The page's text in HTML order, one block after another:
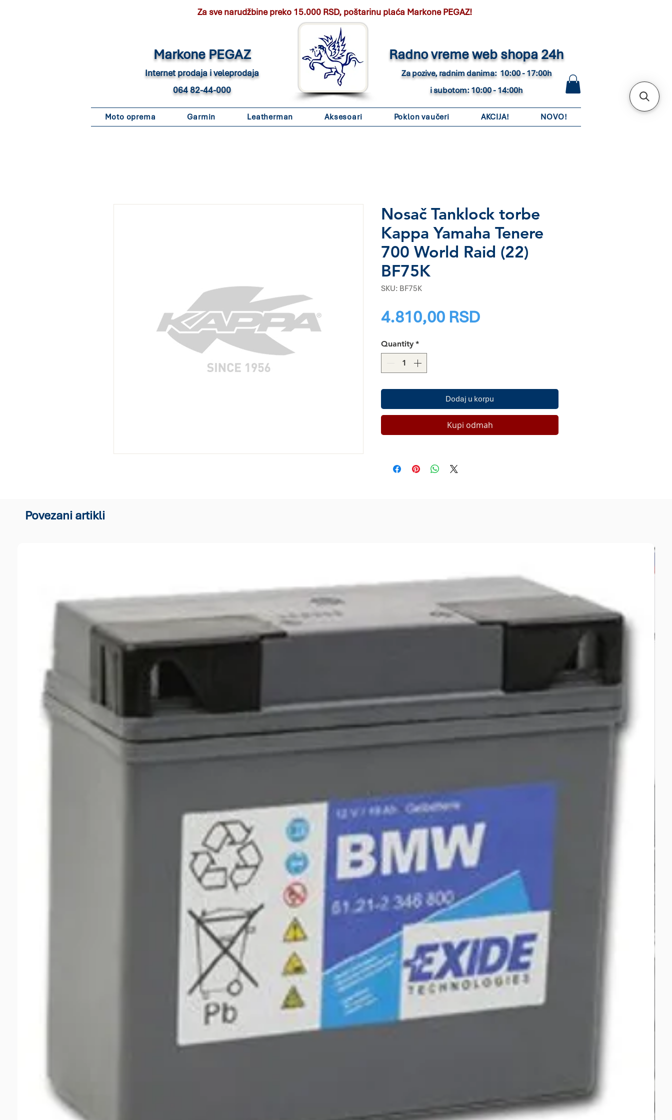
Za sve narudžbine preko 15.000 RSD, poštarinu plaća Markone PEGAZ!
Markone PEGAZ
Internet prodaja i veleprodaja
064 82-44-000
Radno vreme web shopa 24h
Za pozive, radnim danima: 10:00 - 17:00h
i subotom: 10:00 - 14:00h
Moto oprema Garmin Leatherman Aksesoari Poklon vaučeri AKCIJA! NOVO!
Nosač Tanklock torbe
Kappa Yamaha Tenere
700 World Raid (22)
BF75K
SKU: BF75K
4.810,00 RSDPrice
Quantity *
Dodaj u korpu
Kupi odmah
Povezani artikli